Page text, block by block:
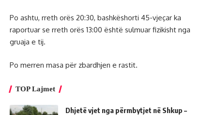
Po ashtu, rreth orës 20:30, bashkëshorti 45-vjeçar ka
raportuar se rreth orës 13:00 është sulmuar fizikisht nga
gruaja e tij.
Po merren masa për zbardhjen e rastit.
TOP Lajmet
Dhjetë vjet nga përmbytjet në Shkup –